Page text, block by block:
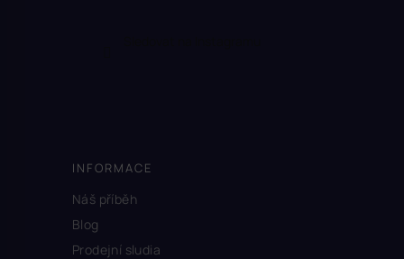
INFORMACE
Náš příběh
Blog
Prodejní sludia